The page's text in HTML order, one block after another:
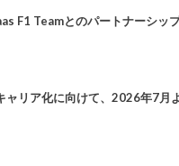
F1 Teamとのパートナーシッ
ャリア化に向けて、2026年7月